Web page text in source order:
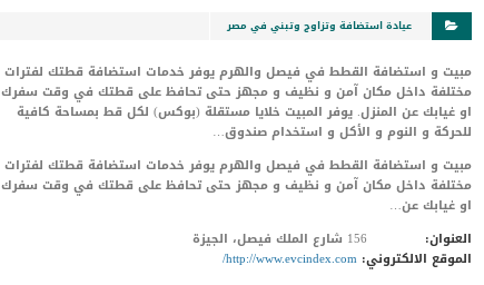
عيادة استضافة وتزاوج وتبني في مصر
مبيت و استضافة القطط في فيصل والهرم يوفر خدمات استضافة قطتك لفترات
مختلفة داخل مكان آمن و نظيف و مجهز حتى تحافظ على قطتك في وقت سفرك
او غيابك عن المنزل. يوفر المبيت خلايا مستقلة (بوكس) لكل قط بمساحة كافية
للحركة و النوم و الأكل و استخدام صندوق…
مبيت و استضافة القطط في فيصل والهرم يوفر خدمات استضافة قطتك لفترات
مختلفة داخل مكان آمن و نظيف و مجهز حتى تحافظ على قطتك في وقت سفرك
او غيابك عن…
العنوان:
156 شارع الملك فيصل، الجيزة
الموقع الالكتروني: http://www.evcindex.com/